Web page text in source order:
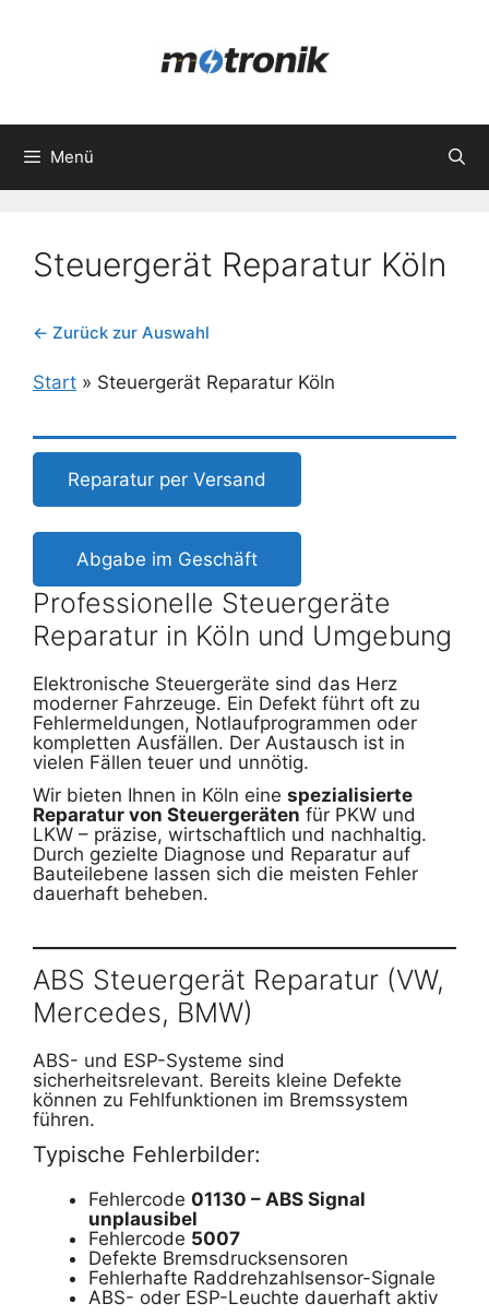
Menü
Steuergerät Reparatur Köln
← Zurück zur Auswahl
Start » Steuergerät Reparatur Köln
Reparatur per Versand
Abgabe im Geschäft
Professionelle Steuergeräte
Reparatur in Köln und Umgebung
Elektronische Steuergeräte sind das Herz
moderner Fahrzeuge. Ein Defekt führt oft zu
Fehlermeldungen, Notlaufprogrammen oder
kompletten Ausfällen. Der Austausch ist in
vielen Fällen teuer und unnötig.
Wir bieten Ihnen in Köln eine spezialisierte
Reparatur von Steuergeräten für PKW und
LKW – präzise, wirtschaftlich und nachhaltig.
Durch gezielte Diagnose und Reparatur auf
Bauteilebene lassen sich die meisten Fehler
dauerhaft beheben.
ABS Steuergerät Reparatur (VW,
Mercedes, BMW)
ABS- und ESP-Systeme sind
sicherheitsrelevant. Bereits kleine Defekte
können zu Fehlfunktionen im Bremssystem
führen.
Typische Fehlerbilder:
Fehlercode 01130 – ABS Signal
unplausibel
Fehlercode 5007
Defekte Bremsdrucksensoren
Fehlerhafte Raddrehzahlsensor-Signale
ABS- oder ESP-Leuchte dauerhaft aktiv